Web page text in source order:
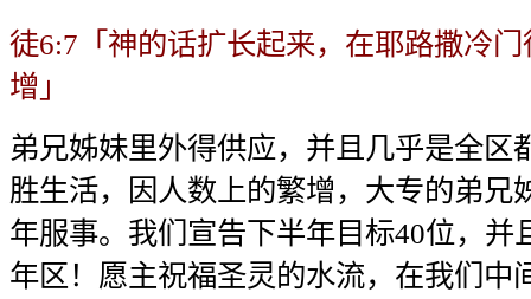
徒6:7「神的话扩长起来，在耶路撒冷
增」
弟兄姊妹里外得供应，并且几乎是全区
胜生活，因人数上的繁增，大专的弟兄
年服事。我们宣告下半年目标40位，并
年区！愿主祝福圣灵的水流，在我们中